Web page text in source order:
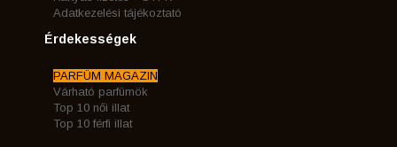
Adatkezelési tájékoztató
Érdekességek
PARFÜM MAGAZIN
Várható parfümök
Top 10 női illat
Top 10 férfi illat